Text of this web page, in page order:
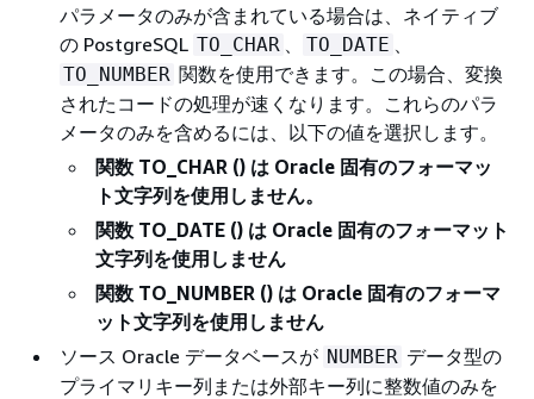
パラメータのみが含まれている場合は、ネイティブ
の PostgreSQL TO_CHAR 、 TO_DATE 、
TO_NUMBER 関数を使用できます。この場合、変換
されたコードの処理が速くなります。これらのパラ
メータのみを含めるには、以下の値を選択します。
関数 TO_CHAR () は Oracle 固有のフォーマッ
ト文字列を使用しません。
関数 TO_DATE () は Oracle 固有のフォーマット
文字列を使用しません
関数 TO_NUMBER () は Oracle 固有のフォーマ
ット文字列を使用しません
ソース Oracle データベースが NUMBER データ型の
プライマリキー列または外部キー列に整数値のみを